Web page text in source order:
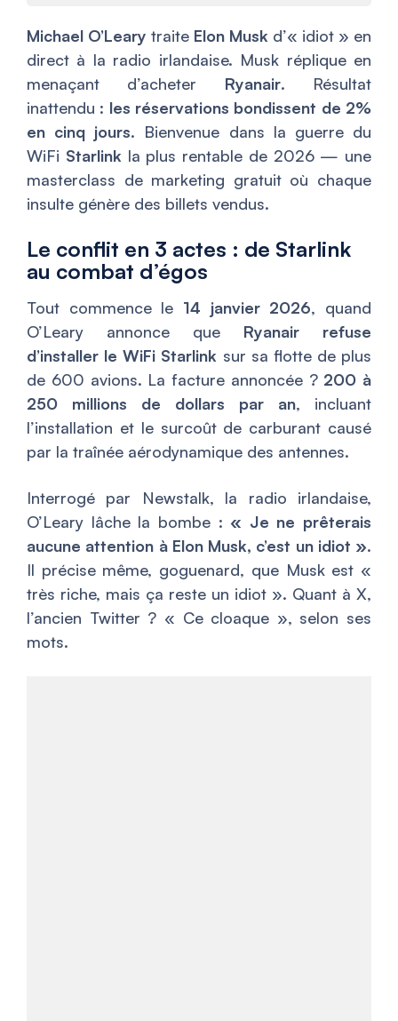
Michael O’Leary traite Elon Musk d’« idiot » en
direct à la radio irlandaise. Musk réplique en
menaçant d’acheter Ryanair. Résultat
inattendu : les réservations bondissent de 2%
en cinq jours. Bienvenue dans la guerre du
WiFi Starlink la plus rentable de 2026 — une
masterclass de marketing gratuit où chaque
insulte génère des billets vendus.
Le conflit en 3 actes : de Starlink
au combat d’égos
Tout commence le 14 janvier 2026, quand
O’Leary annonce que Ryanair refuse
d’installer le WiFi Starlink sur sa flotte de plus
de 600 avions. La facture annoncée ? 200 à
250 millions de dollars par an, incluant
l’installation et le surcoût de carburant causé
par la traînée aérodynamique des antennes.
Interrogé par Newstalk, la radio irlandaise,
O’Leary lâche la bombe : « Je ne prêterais
aucune attention à Elon Musk, c’est un idiot ».
Il précise même, goguenard, que Musk est «
très riche, mais ça reste un idiot ». Quant à X,
l’ancien Twitter ? « Ce cloaque », selon ses
mots.